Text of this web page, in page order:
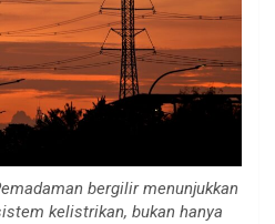
bergilir menunjukkan
kelistrikan, bukan hanya